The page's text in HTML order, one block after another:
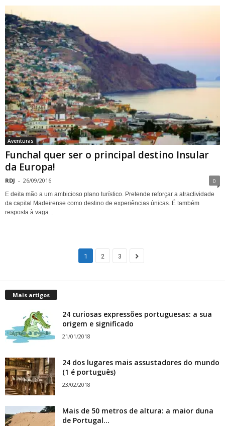
Aventuras
Funchal quer ser o principal destino Insular
da Europa!
RDJ - 26/09/2016 0
E deita mão a um ambicioso plano turístico. Pretende reforçar a atractividade
da capital Madeirense como destino de experiências únicas. É também
resposta à vaga...
1 2 3
Mais artigos
24 curiosas expressões portuguesas: a sua
origem e significado
21/01/2018
24 dos lugares mais assustadores do mundo
(1 é português)
23/02/2018
Mais de 50 metros de altura: a maior duna
de Portugal...